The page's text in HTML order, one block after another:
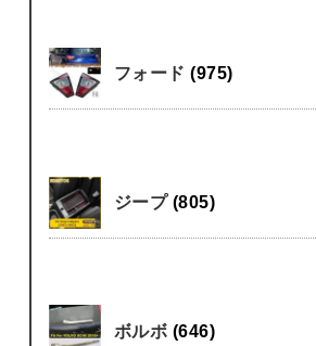
フォード(975)
ジープ (805)
ボルボ (646)